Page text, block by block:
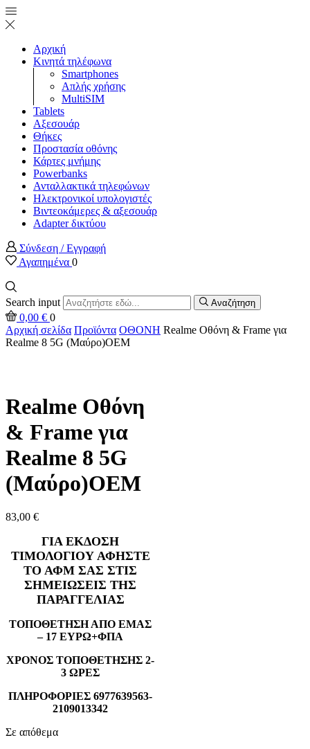
Αρχική
Κινητά τηλέφωνα
Smartphones
Απλής χρήσης
MultiSIM
Tablets
Αξεσουάρ
Θήκες
Προστασία οθόνης
Κάρτες μνήμης
Powerbanks
Ανταλλακτικά τηλεφώνων
Ηλεκτρονικοί υπολογιστές
Βιντεοκάμερες & αξεσουάρ
Adapter δικτύου
Σύνδεση / Εγγραφή
Αγαπημένα 0
Search input Αναζήτηση
0,00 € 0
Αρχική σελίδα Προϊόντα ΟΘΟΝΗ Realme Οθόνη & Frame για
Realme 8 5G (Μαύρο)OEM
Realme Οθόνη
& Frame για
Realme 8 5G
(Μαύρο)OEM
83,00 €
ΓΙΑ ΕΚΔΟΣΗ
ΤΙΜΟΛΟΓΙΟΥ ΑΦΗΣΤΕ
ΤΟ ΑΦΜ ΣΑΣ ΣΤΙΣ
ΣΗΜΕΙΩΣΕΙΣ ΤΗΣ
ΠΑΡΑΓΓΕΛΙΑΣ
ΤΟΠΟΘΕΤΗΣΗ ΑΠΟ ΕΜΑΣ
– 17 ΕΥΡΩ+ΦΠΑ
ΧΡΟΝΟΣ ΤΟΠΟΘΕΤΗΣΗΣ 2-
3 ΩΡΕΣ
ΠΛΗΡΟΦΟΡΙΕΣ 6977639563-
2109013342
Σε απόθεμα